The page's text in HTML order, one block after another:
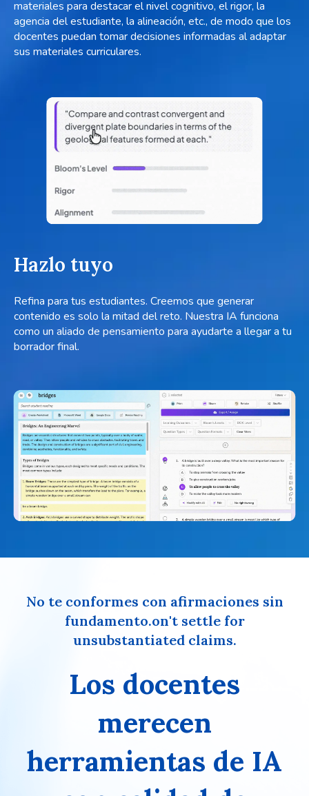
materiales para destacar el nivel cognitivo, el rigor, la
agencia del estudiante, la alineación, etc., de modo que los
docentes puedan tomar decisiones informadas al adaptar
sus materiales curriculares.
Hazlo tuyo
Refina para tus estudiantes. Creemos que generar
contenido es solo la mitad del reto. Nuestra IA funciona
como un aliado de pensamiento para ayudarte a llegar a tu
borrador final.
No te conformes con afirmaciones sin
fundamento.on't settle for
unsubstantiated claims.
Los docentes
merecen
herramientas de IA